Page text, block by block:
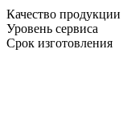
Качество продукции
Уровень сервиса
Срок изготовления